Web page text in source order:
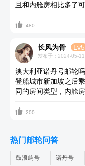
且和内舱房相比多了
很实惠的一种选择，
 480
长风为骨 Lv5
发布于：2024-05-11
澳大利亚诺丹号邮轮
登船城市新加坡之后
同的房间类型，内舱
敞设施更加完善的房
 200
热门邮轮问答
鼓浪屿号 诺丹号